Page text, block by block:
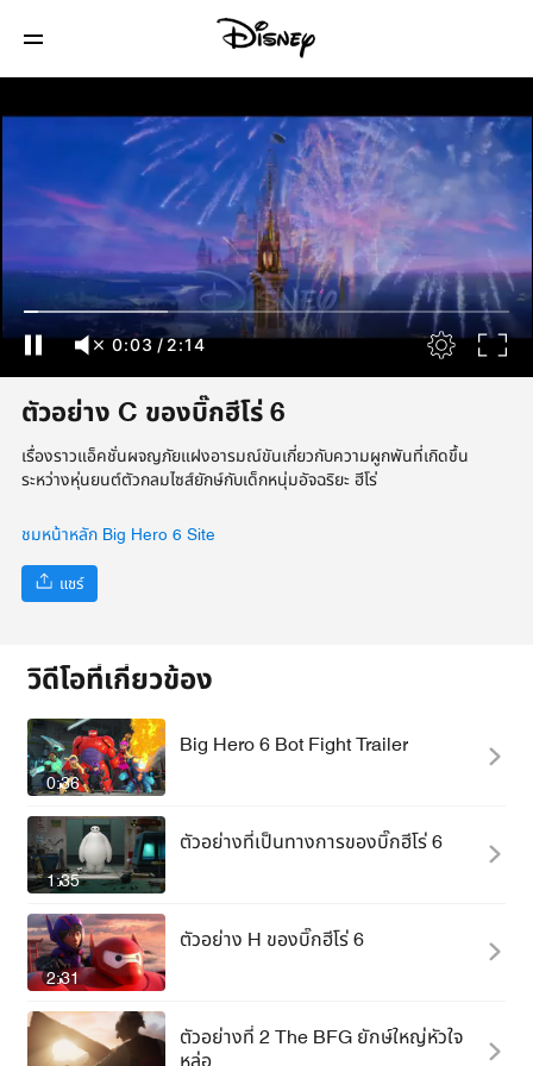
0:03/2:14
ตัวอย่าง C ของบิ๊กฮีโร่ 6
เรื่องราวแอ็คชั่นผจญภัยแฝงอารมณ์ขันเกี่ยวกับความผูกพันที่เกิดขึ้น
ระหว่างหุ่นยนต์ตัวกลมไซส์ยักษ์กับเด็กหนุ่มอัจฉริยะ ฮีโร่
ชมหน้าหลัก Big Hero 6 Site
แชร์
วิดีโอที่เกี่ยวข้อง
0:36
Big Hero 6 Bot Fight Trailer
1:35
ตัวอย่างที่เป็นทางการของบิ๊กฮีโร่ 6
2:31
ตัวอย่าง H ของบิ๊กฮีโร่ 6
ตัวอย่างที่ 2 The BFG ยักษ์ใหญ่หัวใจ